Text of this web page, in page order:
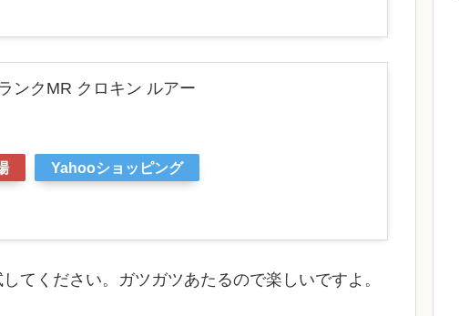
ンクMR クロキン ルアー
Yahooショッピング
てください。ガツガツあたるので楽しいですよ。